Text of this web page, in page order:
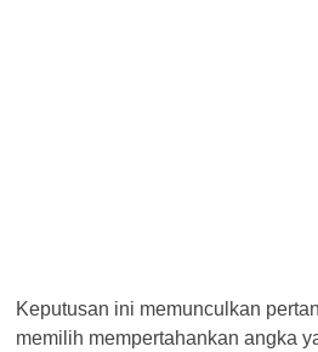
Keputusan ini memunculkan
memilih mempertahankan angka